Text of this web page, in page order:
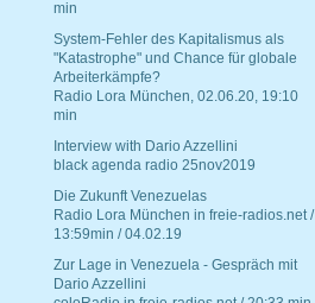
min
System-Fehler des Kapitalismus als
"Katastrophe" und Chance für globale
Arbeiterkämpfe?
Radio Lora München, 02.06.20, 19:10
min
Interview with Dario Azzellini
black agenda radio 25nov2019
Die Zukunft Venezuelas
Radio Lora München in freie-radios.net /
13:59min / 04.02.19
Zur Lage in Venezuela - Gespräch mit
Dario Azzellini